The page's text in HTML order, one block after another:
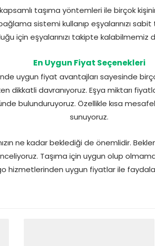
taşıma yöntemleri ile birçok
sistemi kullanıp eşyalarınızı
için eşyalarınızı takipte kalabilmemiz
En Uygun Fiyat Seçenekleri
uygun fiyat avantajları sayesinde
dikkatli davranıyoruz. Eşya miktarı
bulunduruyoruz. Özellikle kısa
sunuyoruz.
ne kadar beklediği de önemlidir.
Taşıma için uygun olup
hizmetlerinden uygun fiyatlar ile